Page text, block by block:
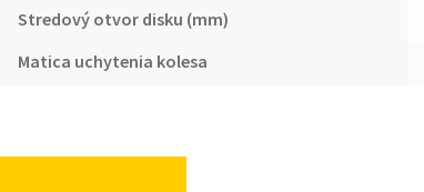
Stredový otvor disku (mm)
Matica uchytenia kolesa